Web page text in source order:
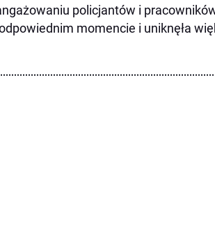
policjantów i
momencie i uniknęła